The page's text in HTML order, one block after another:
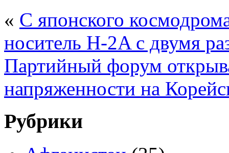
« C японского
носитель H-2A c двумя
Партийный форум
напряженности на
Рубрики